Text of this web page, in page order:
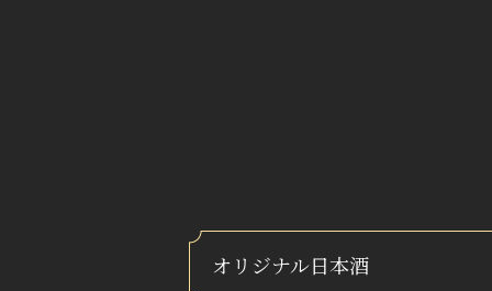
オリジナル日本酒